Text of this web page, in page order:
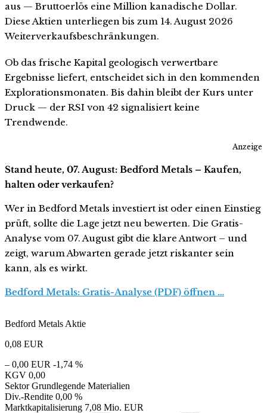
aus — Bruttoerlös eine Million kanadische Dollar.
Diese Aktien unterliegen bis zum 14. August 2026
Weiterverkaufsbeschränkungen.
Ob das frische Kapital geologisch verwertbare
Ergebnisse liefert, entscheidet sich in den kommenden
Explorationsmonaten. Bis dahin bleibt der Kurs unter
Druck — der RSI von 42 signalisiert keine
Trendwende.
Anzeige
Stand heute, 07. August: Bedford Metals – Kaufen,
halten oder verkaufen?
Wer in Bedford Metals investiert ist oder einen Einstieg
prüft, sollte die Lage jetzt neu bewerten. Die Gratis-
Analyse vom 07. August gibt die klare Antwort – und
zeigt, warum Abwarten gerade jetzt riskanter sein
kann, als es wirkt.
Bedford Metals: Gratis-Analyse (PDF) öffnen …
Bedford Metals Aktie
0,08 EUR
– 0,00 EUR -1,74 %
KGV 0,00
Sektor Grundlegende Materialien
Div.-Rendite 0,00 %
Marktkapitalisierung 7,08 Mio. EUR